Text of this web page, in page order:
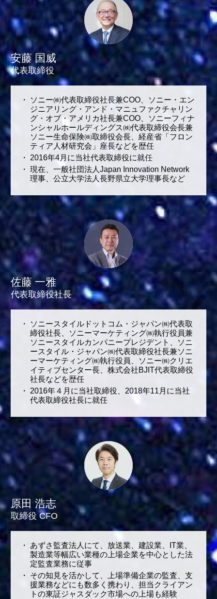
安藤 国威
代表取締役
ソニー㈱代表取締役社長兼COO、ソニー・エン
ジニアリング・アンド・マニュファクチャリン
グ・オブ・アメリカ社長兼COO、ソニーフィナ
ンシャルホールディングス㈱代表取締役会長兼
ソニー生命保険㈱取締役会長、経産省「フロン
ティア人材研究会」座長などを歴任
2016年4月に当社代表取締役に就任
現在、一般社団法人Japan Innovation Network
理事、公立大学法人長野県立大学理事長など
佐藤 一雅
代表取締役社長
ソニースタイルドットコム・ジャパン㈱代表取
締役社長、ソニーマーケティング㈱執行役員兼
ソニースタイルカンパニープレジデント、ソニ
ースタイル・ジャパン㈱代表取締役社長兼ソニ
ーマーケティング㈱執行役員、ソニー㈱クリエ
イティブセンター長、株式会社BJIT代表取締役
社長などを歴任
2016年４月に当社取締役、2018年11月に当社
代表取締役社長に就任
原田 浩志
取締役 CFO
あずさ監査法人にて、放送業、建設業、IT業、
製造業等幅広い業種の上場企業を中心とした法
定監査業務に従事
その知見を活かして、上場準備企業の監査、支
援業務などにも数多く携わり、担当クライアン
トの東証ジャスダック市場への上場も経験